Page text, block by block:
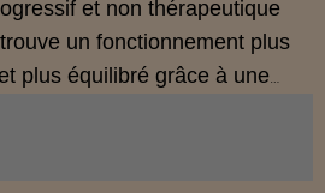
et non thérapeutique
un fonctionnement plus
plus équilibré grâce à une